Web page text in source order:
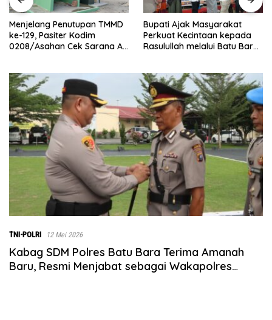
Bupati Ajak Masyarakat
Perkuat Kecintaan kepada
Rasulullah melalui Batu Bara
Abaikan Hari Libur, Pasiter
Kodim 0208/Asahan Kontrol
Renovasi MCK Mushollah Al
TNI-POLRI 12 Mei 2026
Kabag SDM Polres Batu Bara Terima Amanah
Baru, Resmi Menjabat sebagai Wakapolres